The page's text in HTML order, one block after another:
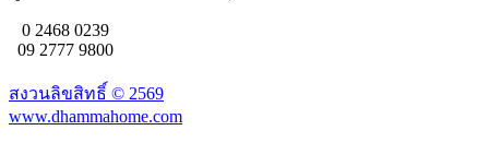
0 2468 0239
09 2777 9800
สงวนลิขสิทธิ์ © 2569
www.dhammahome.com